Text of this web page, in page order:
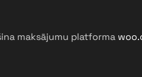
maksājumu platforma